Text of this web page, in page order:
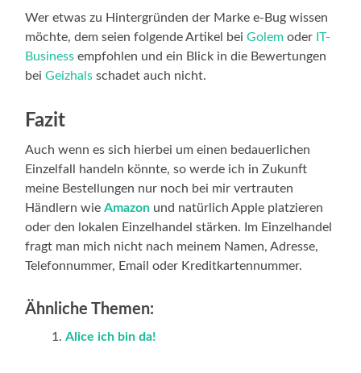
Wer etwas zu Hintergründen der Marke e-Bug wissen
möchte, dem seien folgende Artikel beiGolem oder IT-
Business empfohlen und ein Blick in die Bewertungen
beiGeizhals schadet auch nicht.
Fazit
Auch wenn es sich hierbei um einen bedauerlichen
Einzelfall handeln könnte, so werde ich in Zukunft
meine Bestellungen nur noch bei mir vertrauten
Händlern wieAmazon und natürlich Apple platzieren
oder den lokalen Einzelhandel stärken. Im Einzelhandel
fragt man mich nicht nach meinem Namen, Adresse,
Telefonnummer, Email oder Kreditkartennummer.
Ähnliche Themen:
Alice ich bin da!